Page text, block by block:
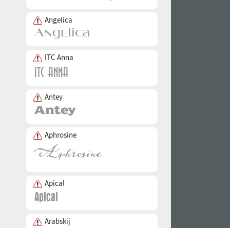
Angelica
ITC Anna
Antey
Aphrosine
Apical
Arabskij